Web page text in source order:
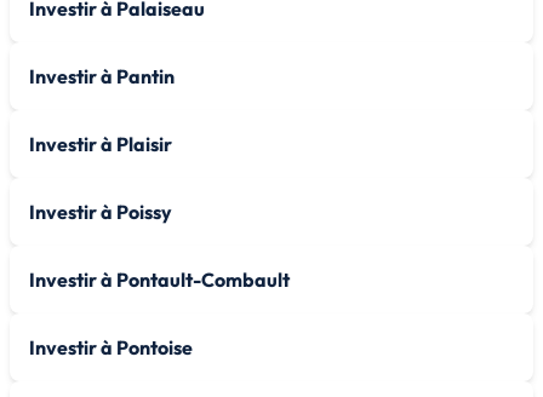
Investir à Palaiseau
Investir à Pantin
Investir à Plaisir
Investir à Poissy
Investir à Pontault-Combault
Investir à Pontoise